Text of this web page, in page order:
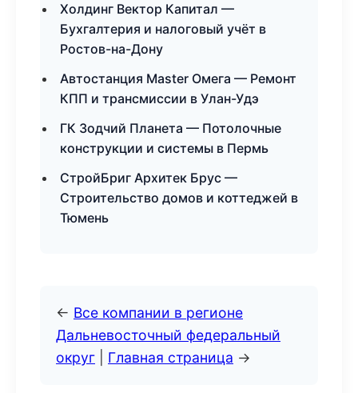
Холдинг Вектор Капитал —
Бухгалтерия и налоговый учёт в
Ростов-на-Дону
Автостанция Master Омега — Ремонт
КПП и трансмиссии в Улан-Удэ
ГК Зодчий Планета — Потолочные
конструкции и системы в Пермь
СтройБриг Архитек Брус —
Строительство домов и коттеджей в
Тюмень
← Все компании в регионе
Дальневосточный федеральный
округ
Главная страница →